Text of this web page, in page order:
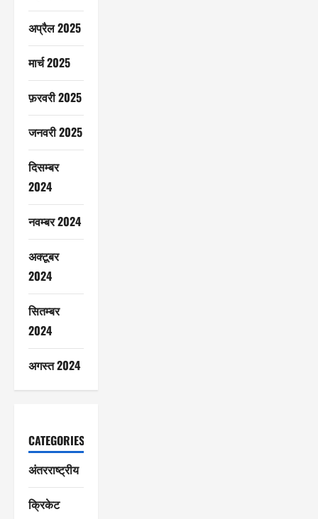
अप्रैल 2025
मार्च 2025
फ़रवरी 2025
जनवरी 2025
दिसम्बर
2024
नवम्बर 2024
अक्टूबर
2024
सितम्बर
2024
अगस्त 2024
CATEGORIES
अंतरराष्ट्रीय
क्रिकेट